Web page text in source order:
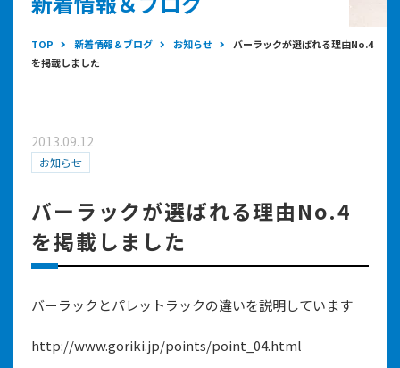
TOP 新着情報＆ブログ お知らせ
バーラックが選ばれる理由No.4
を掲載しました
2013.09.12
お知らせ
バーラックが選ばれる理由No.4
を掲載しました
バーラックとパレットラックの違いを説明しています
http://www.goriki.jp/points/point_04.html